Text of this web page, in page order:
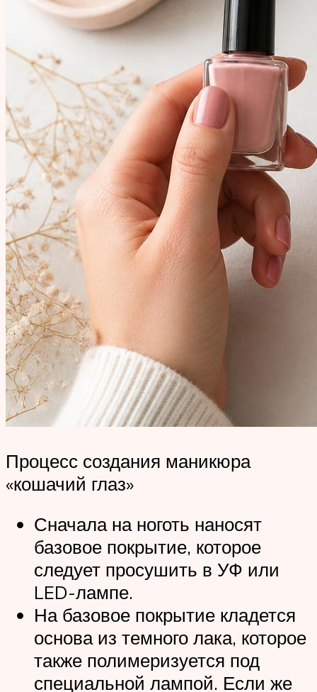
Процесс создания маникюра
«кошачий глаз»
Сначала на ноготь наносят
базовое покрытие, которое
следует просушить в УФ или
LED-лампе.
На базовое покрытие кладется
основа из темного лака, которое
также полимеризуется под
специальной лампой. Если же